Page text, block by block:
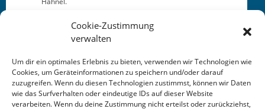
Cookie-Zustimmung
verwalten
Um dir ein optimales Erlebnis zu bieten, verwenden wir Technologien wie
Cookies, um Geräteinformationen zu speichern und/oder darauf
zuzugreifen. Wenn du diesen Technologien zustimmst, können wir Daten
wie das Surfverhalten oder eindeutige IDs auf dieser Website
verarbeiten. Wenn du deine Zustimmung nicht erteilst oder zurückziehst,
This entry was posted inKALENDER. Bookmark the
permalink.